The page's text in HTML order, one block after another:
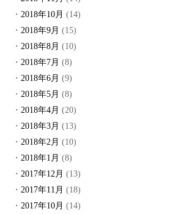
2018年10月 (14)
2018年9月 (15)
2018年8月 (10)
2018年7月 (8)
2018年6月 (9)
2018年5月 (8)
2018年4月 (20)
2018年3月 (13)
2018年2月 (10)
2018年1月 (8)
2017年12月 (13)
2017年11月 (18)
2017年10月 (14)